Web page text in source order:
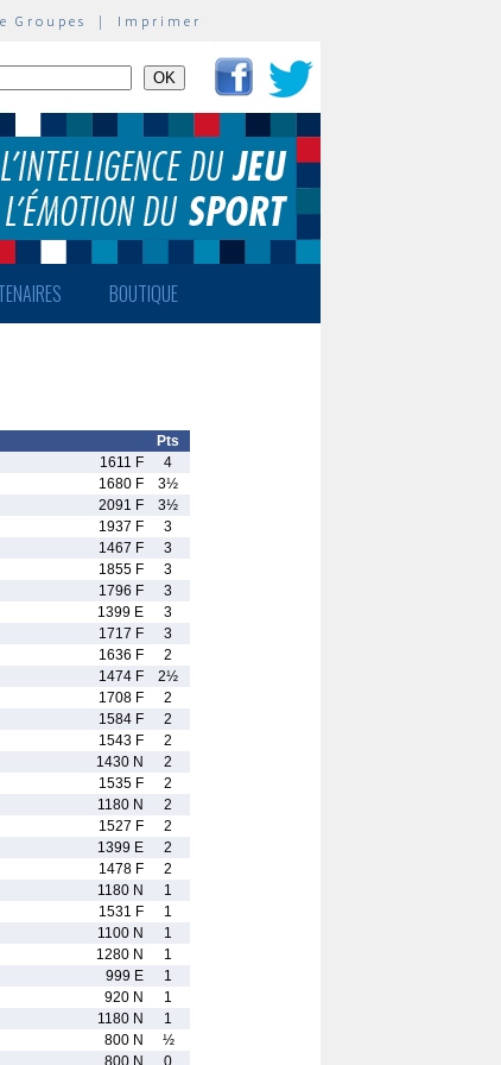
Groupes | Imprimer
BOUTIQUE
Pts
1611 F
4
1680 F
3½
2091 F
3½
1937 F
3
1467 F
3
1855 F
3
1796 F
3
1399 E
3
1717 F
3
1636 F
2
1474 F
2½
1708 F
2
1584 F
2
1543 F
2
1430 N
2
1535 F
2
1180 N
2
1527 F
2
1399 E
2
1478 F
2
1180 N
1
1531 F
1
1100 N
1
1280 N
1
999 E
1
920 N
1
1180 N
1
800 N
½
800 N 0